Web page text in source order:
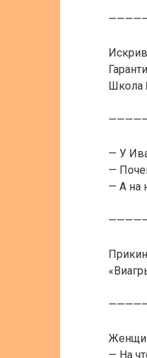
Школа
— У
—
— А на
— На